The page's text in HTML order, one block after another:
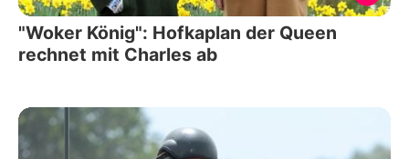
"Woker König": Hofkaplan der Queen
rechnet mit Charles ab